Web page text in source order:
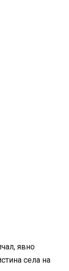
явно
села на